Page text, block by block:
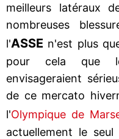
meilleurs latéraux
nombreuses
l'ASSE n'est plus
pour cela que
envisageraient
de ce mercato
l'Olympique de
actuellement le